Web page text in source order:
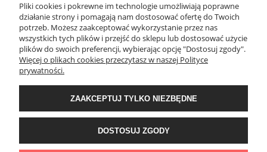
OBSŁUGA KLIENTA
małopolskie
Pliki cookies i pokrewne im technologie umożliwiają poprawne
działanie strony i pomagają nam dostosować ofertę do Twoich
potrzeb. Możesz zaakceptować wykorzystanie przez nas
wszystkich tych plików i przejść do sklepu lub dostosować użycie
plików do swoich preferencji, wybierając opcję "Dostosuj zgody".
Więcej o plikach cookies przeczytasz w naszej Polityce
prywatności.
ZAAKCEPTUJ TYLKO NIEZBĘDNE
DOSTOSUJ ZGODY